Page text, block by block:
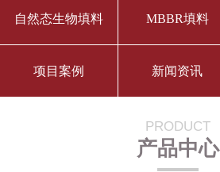
自然态生物填料 MBBR填料
项目案例 新闻资讯
PRODUCT
产品中心